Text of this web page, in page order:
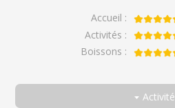
Accueil :
Activités :
Boissons :
Activité